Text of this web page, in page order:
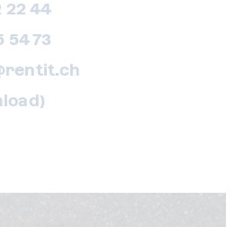
22 44
54 73